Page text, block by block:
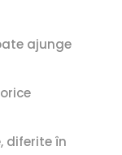
ajunge
diferite în